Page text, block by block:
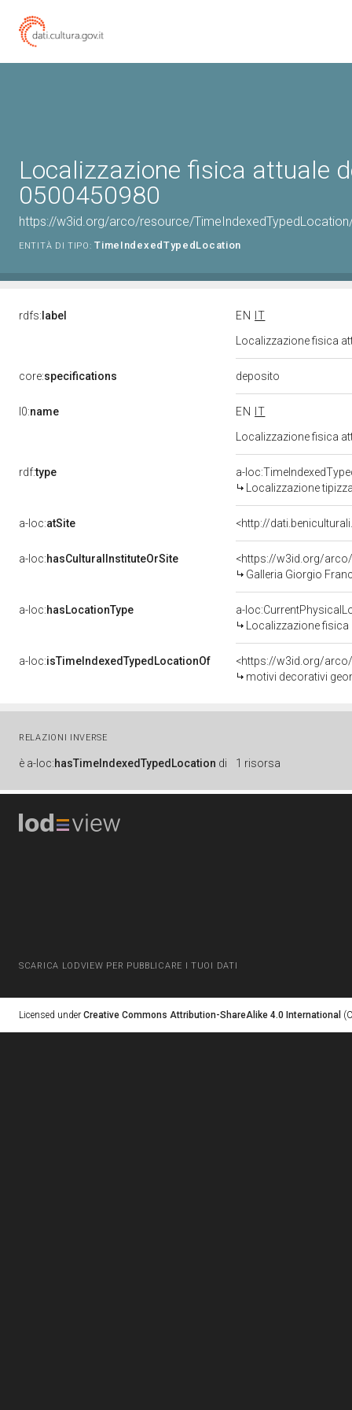
Localizzazione fisica attuale
0500450980
https://w3id.org/arco/resource/
ENTITÀ DI TIPO: TimeIndexedTypedLocation
rdfs: label EN
IT
Localizzazione fisica
core:specifications deposito
l0:name EN
IT
Localizzazione fisica
rdf:type
a-
Localizzazione
a-loc:atSite <http://
a-loc:hasCulturalInstituteOrSite
<https://w3id.org/
Galleria Giorgio
a-loc:hasLocationType
a-
Localizzazione fisica
a-loc:isTimeIndexedTypedLocationOf
<https://w3id.org/
motivi decorativi
RELAZIONI INVERSE
è a-loc:hasTimeIndexedTypedLocation di 1 risorsa
SCARICA LODVIEW PER PUBBLICARE I TUOI DATI
Licensed under Creative Commons Attribution-ShareAlike 4.0 International